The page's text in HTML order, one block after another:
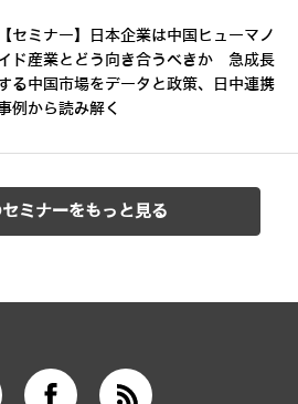
【セミナー】日本企業は中国ヒューマノ
ド産業とどう向き合うべきか 急成長
る中国市場をデータと政策、日中連携
例から読み解く
ミナーをもっと見る